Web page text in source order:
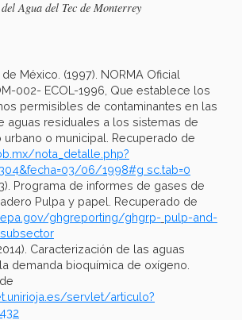
Agua del Tec de Monterrey
México. (1997). NORMA Oficial
002- ECOL-1996, Que establece los
permisibles de contaminantes en las
aguas residuales a los sistemas de
urbano o municipal. Recuperado de
nota_detalle.php?
06/1998#g sc.tab=0
Programa de informes de gases de
Pulpa y papel. Recuperado de
ghgreporting/ghgrp- pulp-and-
Caracterización de las aguas
demanda bioquímica de oxígeno.
servlet/articulo?